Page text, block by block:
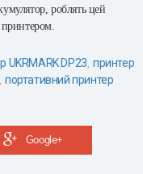
роблять цей
UKRMARK DP23, принтер
портативний принтер